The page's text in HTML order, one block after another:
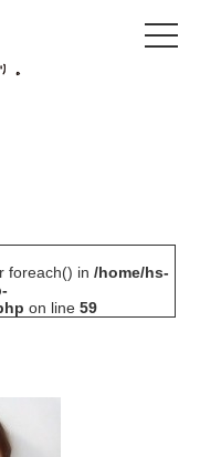
foreach() in/home/hs-
on line59
t
o
i
n